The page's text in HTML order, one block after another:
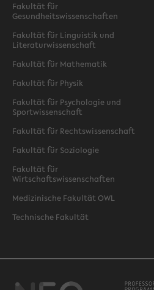
Fakultät für
Gesundheitswissenschaften
Fakultät für Linguistik und
Literaturwissenschaft
Fakultät für Mathematik
Fakultät für Physik
Fakultät für Psychologie und
Sportwissenschaft
Fakultät für Rechtswissenschaft
Fakultät für Soziologie
Fakultät für
Wirtschaftswissenschaften
Medizinische Fakultät OWL
Technische Fakultät